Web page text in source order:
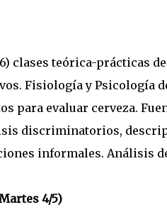
clases teórica-prácticas
Fisiología y Psicología
para evaluar cerveza.
discriminatorios,
informales. Análisis
4/5)